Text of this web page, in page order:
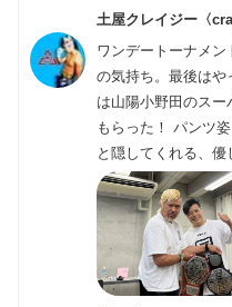
土屋クレイジー〈
ワンデートーナメ
の気持ち。最後はや
は山陽小野田のス
もらった！ パンツ
と隠してくれる、優